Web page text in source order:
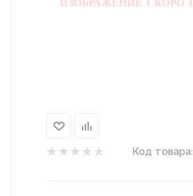
Код товара: